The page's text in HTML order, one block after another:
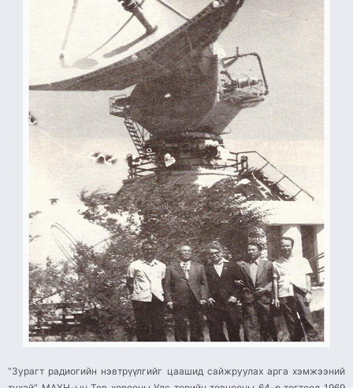
“Зурагт радиогийн нэвтрүүлгийг цаашид сайжруулах арга хэмжээний